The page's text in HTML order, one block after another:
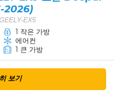
2026)
EX5
1 작은 가방
에어컨
1 큰 가방
보기